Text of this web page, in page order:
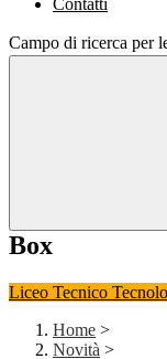
Contatti
Campo di ricerca per
Box
Liceo Tecnico
Home >
Novità >